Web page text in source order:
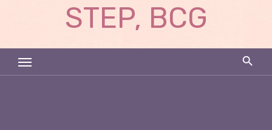
STEP, BCG